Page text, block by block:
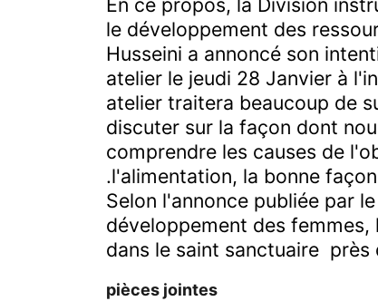
En ce propos, la Division
le développement des
Husseini a annoncé son
atelier le jeudi 28 Janvier à
atelier traitera beaucoup de
discuter sur la façon dont
comprendre les causes de
l'alimentation, la bonne
.
Selon l'annonce publiée par
développement des
dans le saint sanctuaire
pièces jointes